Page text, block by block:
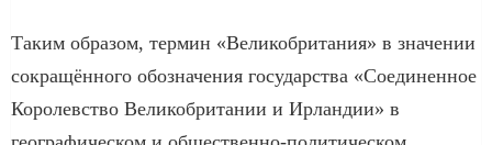
Таким образом, термин «Великобритания» в значении
сокращённого обозначения государства «Соединенное
Королевство Великобритании и Ирландии» в